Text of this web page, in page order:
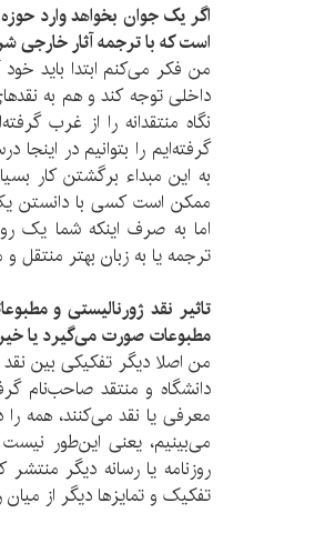
اگر یک جوان بخواهد وارد
است که با ترجمه آثار خارجی
من فکر می‌کنم ابتدا باید خود
داخلی توجه کند و هم به
نگاه منتقدانه را از غرب
گرفته‌ایم را بتوانیم در
به این مبداء برگشتن کار
ممکن است کسی با دانستن یک
اما به صرف اینکه شما یک
ترجمه یا به زبان بهتر منتقل
تاثیر نقد ژورنالیستی و
مطبوعات صورت می‌گیرد یا
من اصلا دیگر تفکیکی بین نقد
دانشگاه و منتقد صاحب‌نام
معرفی یا نقد می‌کنند، همه
می‌بینیم، یعنی این‌طور
روزنامه یا رسانه دیگر
تفکیک و تمایزها دیگر از